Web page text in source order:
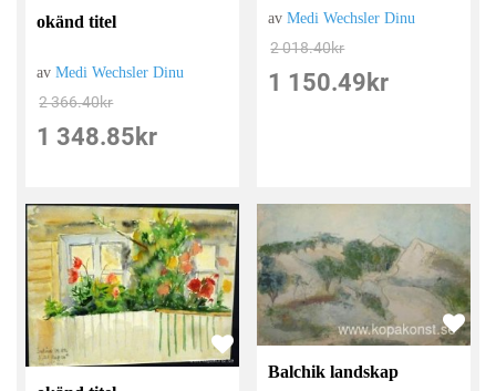
okänd titel
avMedi Wechsler Dinu
2 366.40kr
1 348.85 kr
avMedi Wechsler Dinu
2 018.40kr
1 150.49 kr
Balchik landskap